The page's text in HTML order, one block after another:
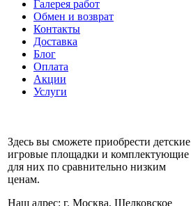
Галерея работ
Обмен и возврат
Контакты
Доставка
Блог
Оплата
Акции
Услуги
Здесь вы сможете приобрести детские
игровые площадки и комплектующие
для них по сравнительно низким
ценам.
Наш адрес: г. Москва, Щелковское